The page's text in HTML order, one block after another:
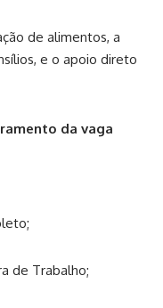
de alimentos, a
e o apoio direto
da vaga
de Trabalho;